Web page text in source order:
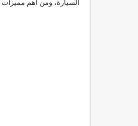
السيارة، ومن أهم مميزات